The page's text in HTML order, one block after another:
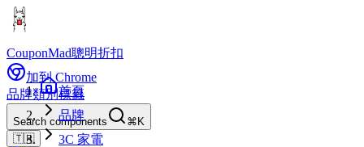
CouponMad聰明折扣
加到 Chrome
品牌類別標籤
Search components
⌘K
🇹🇼
首頁
品牌
3C 家電